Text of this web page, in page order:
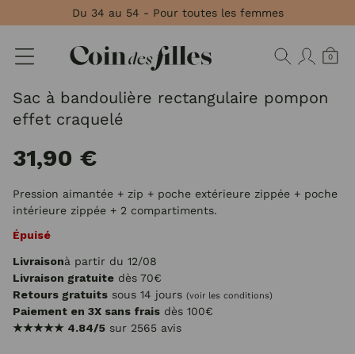
Du 34 au 54 - Pour toutes les femmes
0
Sac à bandoulière rectangulaire pompon
effet craquelé
31,90 €
Pression aimantée + zip + poche extérieure zippée + poche
intérieure zippée + 2 compartiments.
Épuisé
Livraisonà partir du 12/08
Livraison gratuite dès 70€
Retours gratuits sous 14 jours (voir les conditions)
Paiement en 3X sans frais dès 100€
★★★★★ 4.84/5 sur 2565 avis
Panneau de gestion des cookies